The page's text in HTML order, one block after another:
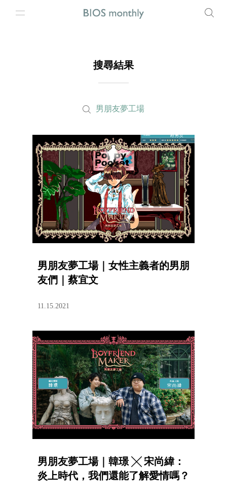
搜尋結果
男朋友夢工場
男朋友夢工場｜女性主義者的男朋
友們｜蔡宜文
11.15.2021
男朋友夢工場｜韓璟 ╳ 宋尚緯：
炎上時代，我們還能了解愛情嗎？